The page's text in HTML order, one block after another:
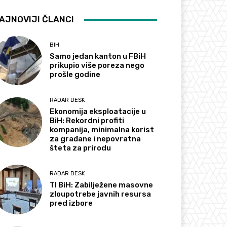
ČLANCI
BIH
Samo jedan kanton u FBiH
prikupio više poreza nego
prošle godine
RADAR DESK
Ekonomija eksploatacije u
BiH: Rekordni profiti
kompanija, minimalna korist
za građane i nepovratna
šteta za prirodu
RADAR DESK
TI BiH: Zabilježene masovne
zloupotrebe javnih resursa
pred izbore